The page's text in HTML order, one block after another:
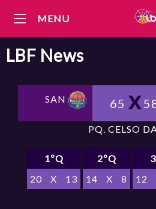
MENU
LBF News
SAN 65
PQ. CELSO
1ºQ
20
X 13
2ºQ
14
X 8
12